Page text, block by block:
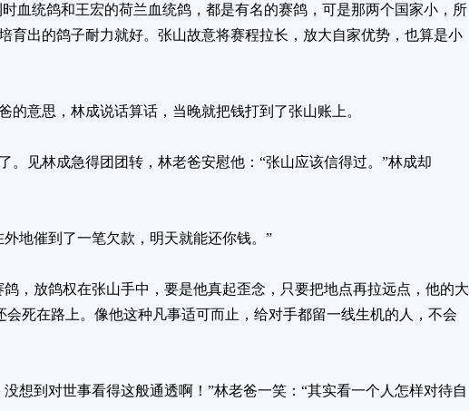
血统鸽和王宏的荷兰血统鸽，都是有名的赛鸽，可是那两个国家小，所
育出的鸽子耐力就好。张山故意将赛程拉长，放大自家优势，也算是小
意思，林成说话算话，当晚就把钱打到了张山账上。
见林成急得团团转，林老爸安慰他：“张山应该信得过。”林成却
地催到了一笔欠款，明天就能还你钱。”
，放鸽权在张山手中，要是他真起歪念，只要把地点再拉远点，他的大
死在路上。像他这种凡事适可而止，给对手都留一线生机的人，不会
想到对世事看得这般通透啊！”林老爸一笑：“其实看一个人怎样对待自